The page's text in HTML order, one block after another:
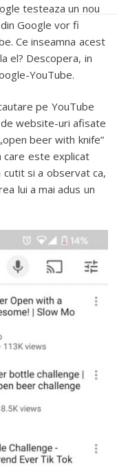
testeaza un nou
Google vor fi
Ce inseamna acest
el? Descopera, in
YouTube.
pe YouTube
website-uri afisate
beer with knife”
care este explicat
cutit si a observat ca,
lui a mai adus un